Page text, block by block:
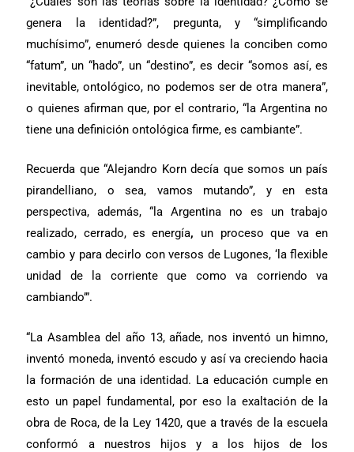
genera la identidad?”, pregunta, y “simplificando
muchísimo”, enumeró desde quienes la conciben como
“fatum”, un “hado”, un “destino”, es decir “somos así, es
inevitable, ontológico, no podemos ser de otra manera”,
o quienes afirman que, por el contrario, “la Argentina no
tiene una definición ontológica firme, es cambiante”.
Recuerda que “Alejandro Korn decía que somos un país
pirandelliano, o sea, vamos mutando”, y en esta
perspectiva, además, “la Argentina no es un trabajo
realizado, cerrado, es energía, un proceso que va en
cambio y para decirlo con versos de Lugones, ‘la flexible
unidad de la corriente que como va corriendo va
cambiando’”.
“La Asamblea del año 13, añade, nos inventó un himno,
inventó moneda, inventó escudo y así va creciendo hacia
la formación de una identidad. La educación cumple en
esto un papel fundamental, por eso la exaltación de la
obra de Roca, de la Ley 1420, que a través de la escuela
conformó a nuestros hijos y a los hijos de los